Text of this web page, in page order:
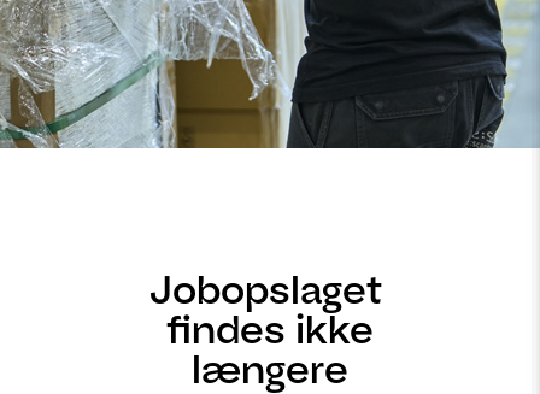
Jobopslaget
findes ikke
længere